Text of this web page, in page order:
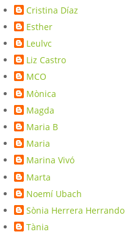
Cristina Díaz
Esther
Leulvc
Liz Castro
MCO
Mònica
Magda
Maria B
Maria
Marina Vivó
Marta
Noemí Ubach
Sònia Herrera Herrando
Tània